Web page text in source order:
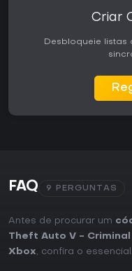
Criar
Desbloqueie listas
FAQ 9 PERGUNTAS
Antes de procurar um
Theft Auto V -
Xbox, confira o essencial.